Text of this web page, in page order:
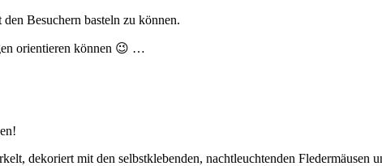
Besuchern basteln zu können.
orientieren können 😉 …
dekoriert mit den selbstklebenden, nachtleuchtenden Fledermäusen